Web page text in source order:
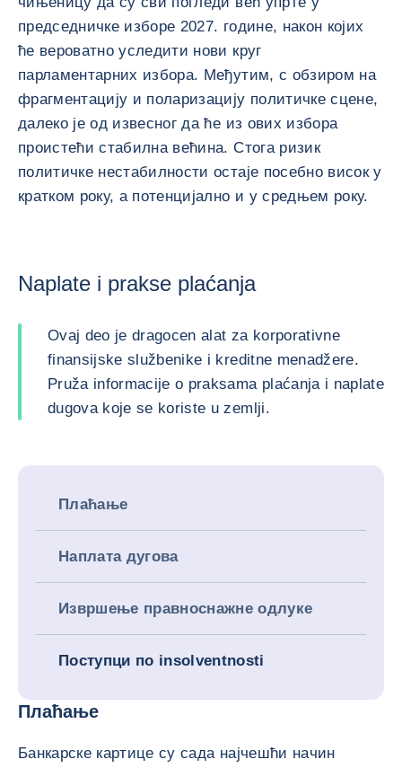
председничке изборе 2027. године, након којих
ће вероватно уследити нови круг
парламентарних избора. Међутим, с обзиром на
фрагментацију и поларизацију политичке сцене,
далеко је од извесног да ће из ових избора
проистећи стабилна већина. Стога ризик
политичке нестабилности остаје посебно висок у
кратком року, а потенцијално и у средњем року.
Naplate i prakse plaćanja
Ovaj deo je dragocen alat za korporativne
finansijske službenike i kreditne menadžere.
Pruža informacije o praksama plaćanja i naplate
dugova koje se koriste u zemlji.
Плаћање
Наплата дугова
Извршење правноснажне одлуке
Поступци по insolventnosti
Плаћање
Банкарске картице су сада најчешћи начин